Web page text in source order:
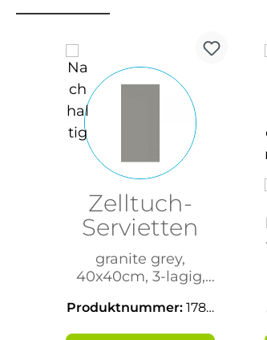
Produktgalerie überspringen
Zelltuch-
Servietten
granite grey,
40x40cm, 3-lagig,
Produktnummer:1786